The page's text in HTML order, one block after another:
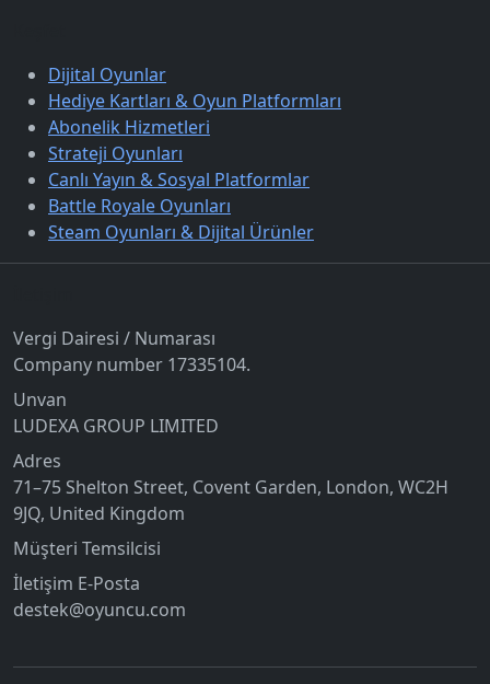
Dijital Oyunlar
Hediye Kartları & Oyun Platformları
Abonelik Hizmetleri
Strateji Oyunları
Canlı Yayın & Sosyal Platformlar
Battle Royale Oyunları
Steam Oyunları & Dijital Ürünler
Vergi Dairesi / Numarası
Company number 17335104.
Unvan
LUDEXA GROUP LIMITED
Adres
71–75 Shelton Street, Covent Garden, London, WC2H
9JQ, United Kingdom
Müşteri Temsilcisi
İletişim E-Posta
destek@oyuncu.com